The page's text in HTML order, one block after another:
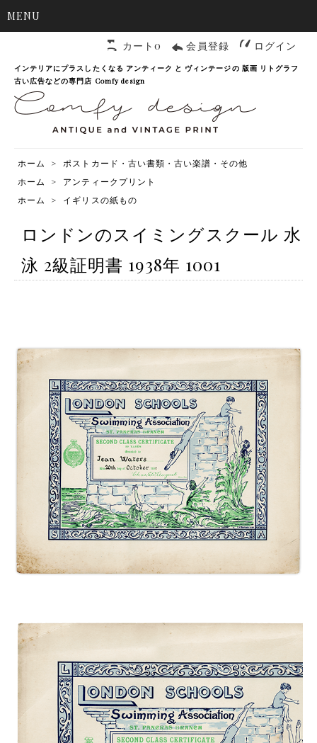
MENU
カート0 会員登録 ログイン
インテリアにプラスしたくなる アンティーク と ヴィンテージの 版画 リトグラフ
古い広告などの専門店 Comfy design
ホーム >
ポストカード・古い書類・古い楽譜・その他
ホーム
>
アンティークプリント
ホーム
> イギリスの紙もの
ロンドンのスイミングスクール 水
泳 2級証明書 1938年 1001